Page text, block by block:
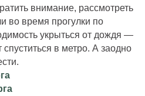
внимание, рассмотреть
во время прогулки по
укрыться от дождя —
в метро. А заодно